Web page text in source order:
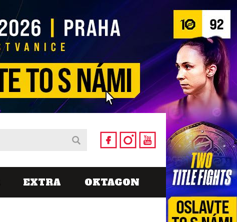
EXTRA OKTAGON